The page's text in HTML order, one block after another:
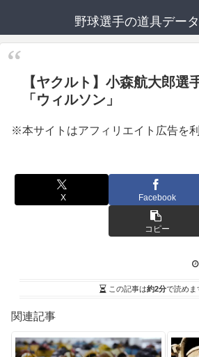
野球選手の道具デー
【ヤクルト】小森航大郎選
「ウィルソン」
※本サイトはアフィリエイト広告を利
X Facebook
コピー
この記事は約2分で読めま
関連記事